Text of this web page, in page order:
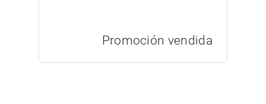
Promoción vendida